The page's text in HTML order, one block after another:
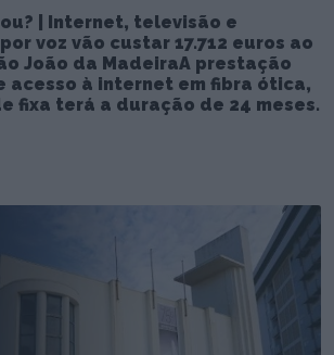
| Internet, televisão e
voz vão custar 17.712 euros ao
João da MadeiraA prestação
acesso à internet em fibra ótica,
fixa terá a duração de 24 meses.